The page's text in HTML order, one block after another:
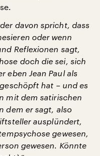
davon spricht, dass
oder wenn
Reflexionen sagt,
doch die sei, sich
eben Jean Paul als
hat – und es
mit dem satirischen
dem er sagt, also
ausplündert,
gewesen,
gewesen. Könnte